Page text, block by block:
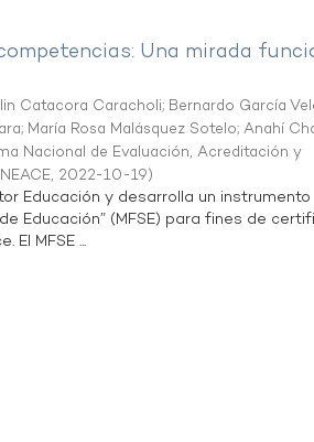
Una mirada
Catacora Caracholi; Bernardo García
; María Rosa Malásquez Sotelo;Anahí
Nacional de Evaluación, Acreditación y
, 2022-10-19)
Educación y desarrolla un instrumento
Educación” (MFSE) para fines de
MFSE ...